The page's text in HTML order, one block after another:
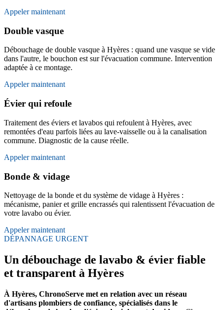
Appeler maintenant
Double vasque
Débouchage de double vasque à Hyères : quand une vasque se vide
dans l'autre, le bouchon est sur l'évacuation commune. Intervention
adaptée à ce montage.
Appeler maintenant
Évier qui refoule
Traitement des éviers et lavabos qui refoulent à Hyères, avec
remontées d'eau parfois liées au lave-vaisselle ou à la canalisation
commune. Diagnostic de la cause réelle.
Appeler maintenant
Bonde & vidage
Nettoyage de la bonde et du système de vidage à Hyères :
mécanisme, panier et grille encrassés qui ralentissent l'évacuation de
votre lavabo ou évier.
Appeler maintenant
DÉPANNAGE URGENT
Un débouchage de lavabo & évier fiable
et transparent à Hyères
À Hyères, ChronoServe met en relation avec un réseau
d'artisans plombiers de confiance, spécialisés dans le